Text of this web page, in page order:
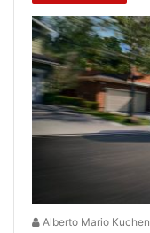
Alberto Mario Kuchen